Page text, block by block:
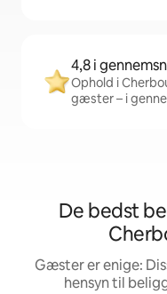
4,8 i
Ophold i
gæster – i
De bedst
Gæster er enige:
hensyn til